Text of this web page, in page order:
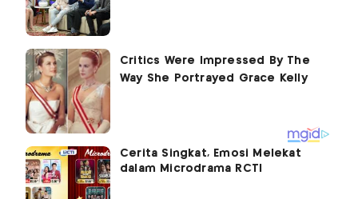
Cerita Singkat, Emosi Melekat
dalam Microdrama RCTI